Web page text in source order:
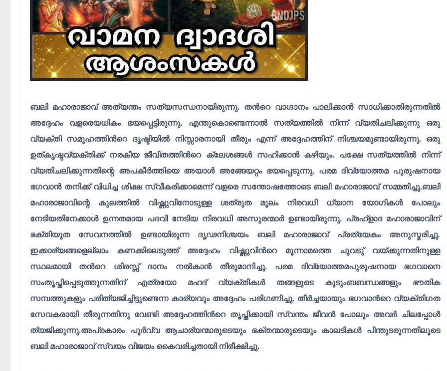
ബലി മഹാരാജാവ് അത്യന്തം സത്യസന്ധനായിരുന്നു. തൻറെ വാഗ്ദാനം പാലിക്കാൻ സാധിക്കാതിരുന്നതിൽ
അദ്ദേഹം വളരെയധികം ഭയപ്പെട്ടിരുന്നു. എന്തുകൊണ്ടെന്നാൽ സത്യത്തിൽ നിന്ന് വ്യതിചലിക്കുന്നു ഒരു
വ്യക്തി സമൂഹത്തിൻറെ ദൃഷ്ടിയിൽ നിസ്സാരനായി തീരും എന്ന് അദ്ദേഹത്തിന് നിശ്ചയമുണ്ടായിരുന്നു. ഒരു
ഉത്കൃഷ്ടവ്യക്തിക്ക് നരകീയ ജീവിതത്തിൻറെ ക്ലേശങ്ങൾ സഹിക്കാൻ കഴിയും. പക്ഷേ സത്യത്തിൽ നിന്ന്
വ്യതിചലിക്കുന്നതിന്റെ അപകീർത്തിയെ അയാൾ അങ്ങേയറ്റം ഭയപ്പെടുന്നു. പരമ ദിവ്യോത്തമ പുരുഷനായ
ഭഗവാൻ തനിക്ക് വിധിച്ച ശിക്ഷ സ്വീകരിക്കാമെന്ന് വളരെ സന്തോഷത്തോടെ ബലി മഹാരാജാവ് സമ്മതിച്ചു.ബലി
മഹാരാജാവിന്റെ കുലത്തിൽ വിഷ്ണുവിനോടുള്ള ശത്രുത മൂലം നിരവധി ധ്യാന യോഗികൾ പോലും
നേടിയതിനേക്കാൾ ഉന്നതമായ പദവി നേടിയ നിരവധി അസുരന്മാർ ഉണ്ടായിരുന്നു. പ്രഹ്ളാദ മഹാരാജാവിന്
ഭക്തിയുത സേവനത്തിൽ ഉണ്ടായിരുന്ന ദൃഢനിശ്ചയം ബലി മഹാരാജാവ് പ്രത്യേകം അനുസ്മരിച്ചു.
ഇക്കാര്യങ്ങളെല്ലാം കണക്കിലെടുത്ത് അദ്ദേഹം വിഷ്ണുവിൻറെ മൂന്നാമത്തെ ചുവടു് വയ്ക്കുന്നതിനുള്ള
സ്ഥലമായി തൻറെ ശിരസ്സ് ദാനം നൽകാൻ തീരുമാനിച്ചു. പരമ ദിവ്യോത്തമപുരുഷനായ ഭഗവാനെ
സംതൃപ്തിപ്പെടുത്തുന്നതിന് എത്രയോ മഹദ് വ്യക്തികൾ തങ്ങളുടെ കുടുംബബന്ധങ്ങളും ഭൗതിക
സമ്പത്തുകളും പരിത്യജിച്ചിട്ടുണ്ടെന്ന കാര്യവും അദ്ദേഹം പരിഗണിച്ചു. തീർച്ചയായും ഭഗവാൻറെ വ്യക്തിഗത
സേവകരായി തീരുന്നതിനു വേണ്ടി അദ്ദേഹത്തിൻറെ തൃപ്തിക്കായി സ്വന്തം ജീവൻ പോലും അവർ ചിലപ്പോൾ
ത്യജിക്കുന്നു.അപ്രകാരം പൂർവ്വ ആചാര്യന്മാരുടെയും ഭക്തന്മാരുടെയും കാലടികൾ പിന്തുടരുന്നതിലൂടെ
ബലി മഹാരാജാവ് സ്വയം വിജയം കൈവരിച്ചതായി നിരീക്ഷിച്ചു.